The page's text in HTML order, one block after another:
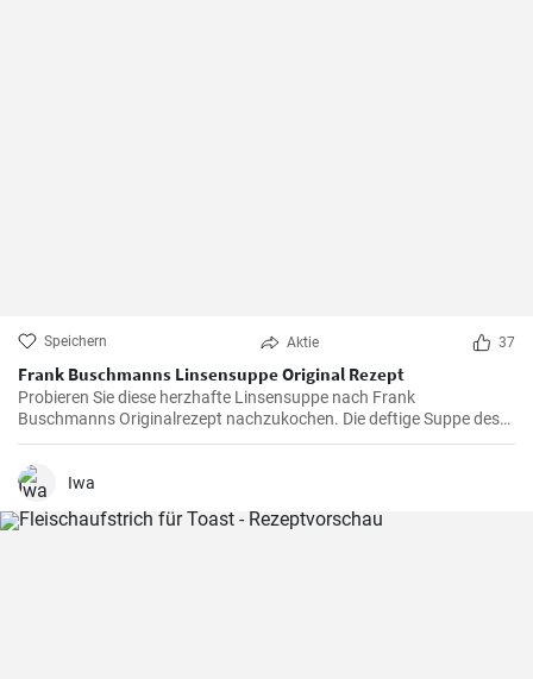
Speichern Aktie 37
Frank Buschmanns Linsensuppe Original Rezept
Probieren Sie diese herzhafte Linsensuppe nach Frank
Buschmanns Originalrezept nachzukochen. Die deftige Suppe des
Starkochs wird mit Linsen, verschiedenen Gewürzen und
Gemüsesorten zubereitet und mit Würstchenstücken angereichert.
Ein herzhaftes Familien Essen !
Iwa